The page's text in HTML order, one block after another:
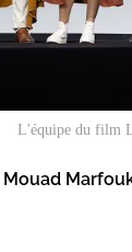
L'équipe du film
Mouad